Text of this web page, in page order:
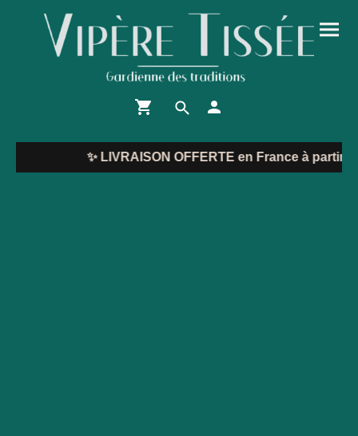
✨LIVRAISON OFFERTE en France à partir